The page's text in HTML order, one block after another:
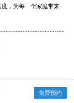
，为每一个家庭带来
免费预约